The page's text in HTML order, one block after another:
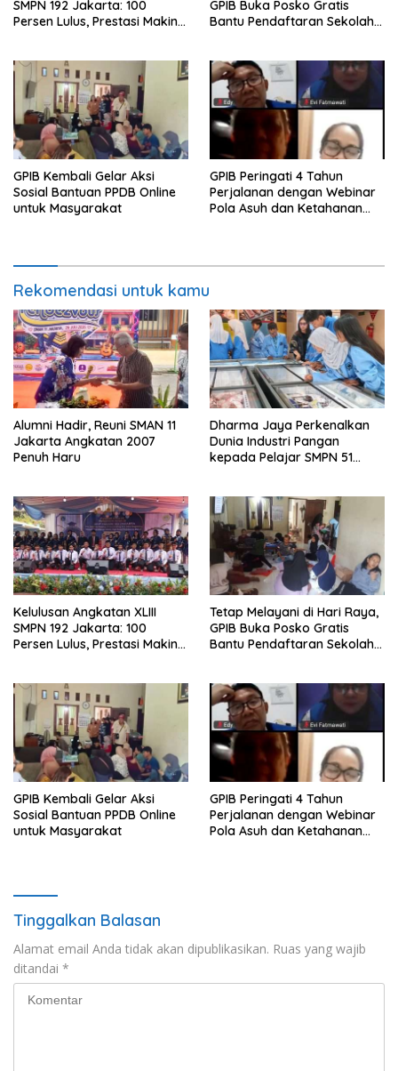
SMPN 192 Jakarta: 100
Persen Lulus, Prestasi Makin
GPIB Buka Posko Gratis
Bantu Pendaftaran Sekolah
GPIB Kembali Gelar Aksi
Sosial Bantuan PPDB Online
untuk Masyarakat
GPIB Peringati 4 Tahun
Perjalanan dengan Webinar
Pola Asuh dan Ketahanan
Rekomendasi untuk kamu
Alumni Hadir, Reuni SMAN 11
Jakarta Angkatan 2007
Penuh Haru
Dharma Jaya Perkenalkan
Dunia Industri Pangan
kepada Pelajar SMPN 51
Kelulusan Angkatan XLIII
SMPN 192 Jakarta: 100
Persen Lulus, Prestasi Makin
Tetap Melayani di Hari Raya,
GPIB Buka Posko Gratis
Bantu Pendaftaran Sekolah
GPIB Kembali Gelar Aksi
Sosial Bantuan PPDB Online
untuk Masyarakat
GPIB Peringati 4 Tahun
Perjalanan dengan Webinar
Pola Asuh dan Ketahanan
Tinggalkan Balasan
Alamat email Anda tidak akan dipublikasikan. Ruas yang wajib
ditandai *